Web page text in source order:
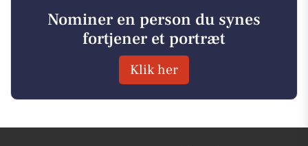
Nominer en person du synes
fortjener et portræt
Klik her